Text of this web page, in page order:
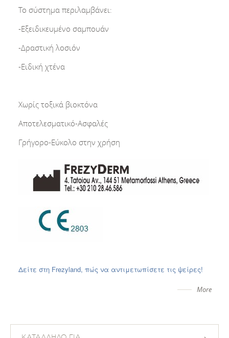
Το σύστημα περιλαμβάνει:
-Εξειδικευμένο σαμπουάν
-Δραστική λοσιόν
-Ειδική χτένα
Χωρίς τοξικά βιοκτόνα
Αποτελεσματικό-Ασφαλές
Γρήγορο-Εύκολο στην χρήση
Δείτε στη Frezyland, πώς να αντιμετωπίσετε τις ψείρες!
More